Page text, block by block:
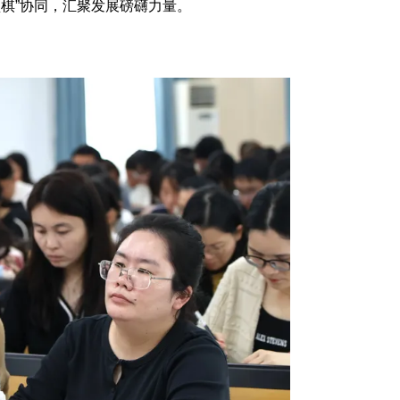
”协同，汇聚发展磅礴力量。